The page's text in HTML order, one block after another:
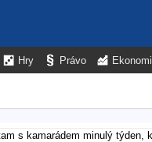
Hry Právo
s kamarádem minulý týden,